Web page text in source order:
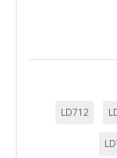
LD712